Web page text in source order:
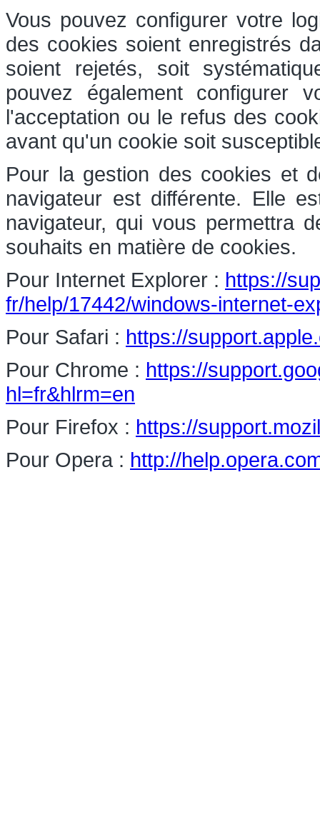
Vous pouvez configurer votre
des cookies soient enregistrés
soient rejetés, soit
pouvez également configurer
l'acceptation ou le refus des
avant qu'un cookie soit
Pour la gestion des cookies et
navigateur est différente. Elle
navigateur, qui vous permettra
souhaits en matière de cookies.
Pour Internet Explorer : https://
fr/help/17442/windows-internet-
Pour Safari : https://
Pour Chrome : https://
hl=fr&hlrm=en
Pour Firefox : https://
Pour Opera : http://